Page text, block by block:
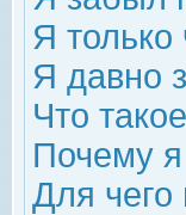
Я только
Я давно
Что
Почему я
Для чего